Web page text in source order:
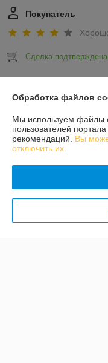
Покупатель
Сделка подтверждена
О нас
Обработка файлов
Мы используем файлы
пользователей
рекомендаций. Вы
отключить их.